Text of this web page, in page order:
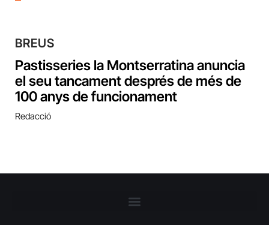
BREUS
Pastisseries la Montserratina anuncia
el seu tancament després de més de
100 anys de funcionament
Redacció